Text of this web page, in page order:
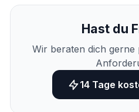
Hast du
Wir beraten dich gerne
14 Tage